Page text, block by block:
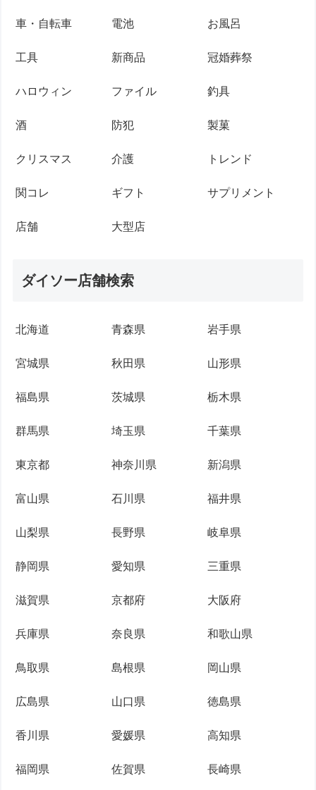
車・自転車 電池 お風呂
工具 新商品 冠婚葬祭
ハロウィン ファイル 釣具
酒 防犯 製菓
クリスマス 介護 トレンド
関コレ ギフト サプリメント
店舗 大型店
ダイソー店舗検索
北海道 青森県 岩手県
宮城県 秋田県 山形県
福島県 茨城県 栃木県
群馬県 埼玉県 千葉県
東京都 神奈川県 新潟県
富山県 石川県 福井県
山梨県 長野県 岐阜県
静岡県 愛知県 三重県
滋賀県 京都府 大阪府
兵庫県 奈良県 和歌山県
鳥取県 島根県 岡山県
広島県 山口県 徳島県
香川県 愛媛県 高知県
福岡県 佐賀県 長崎県